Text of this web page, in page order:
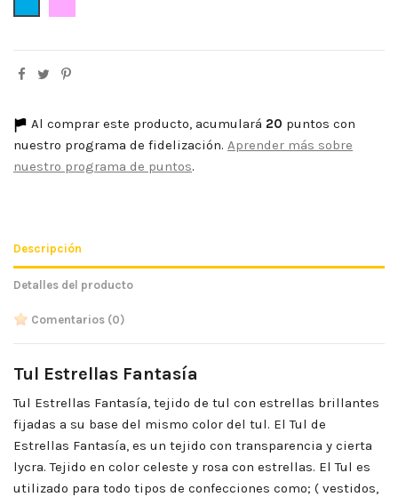
Al comprar este producto, acumulará 20 puntos con
nuestro programa de fidelización. Aprender más sobre
nuestro programa de puntos.
Descripción
Detalles del producto
Comentarios (0)
Tul Estrellas Fantasía
Tul Estrellas Fantasía, tejido de tul con estrellas brillantes
fijadas a su base del mismo color del tul. El Tul de
Estrellas Fantasía, es un tejido con transparencia y cierta
lycra. Tejido en color celeste y rosa con estrellas. El Tul es
utilizado para todo tipos de confecciones como; ( vestidos,